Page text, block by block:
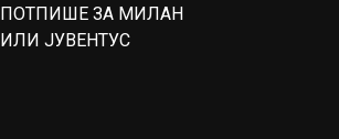
ПОТПИШЕ ЗА МИЛАН
ИЛИ ЈУВЕНТУС